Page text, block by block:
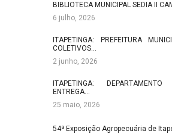
BIBLIOTECA MUNICIPAL SEDIA II
6 julho, 2026
ITAPETINGA: PREFEITURA
COLETIVOS…
2 junho, 2026
ITAPETINGA:
ENTREGA…
25 maio, 2026
54ª Exposição Agropecuária de